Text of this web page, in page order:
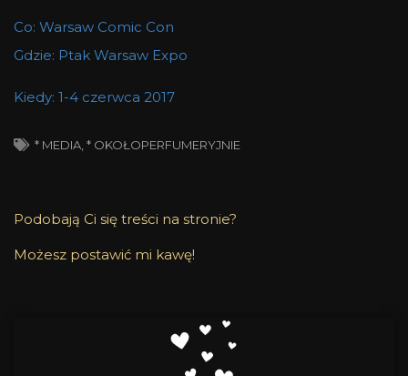
Co: Warsaw Comic Con
Gdzie: Ptak Warsaw Expo
Kiedy: 1-4 czerwca 2017
* MEDIA * OKOŁOPERFUMERYJNIE
Podobają Ci się treści na stronie?
Możesz postawić mi kawę!